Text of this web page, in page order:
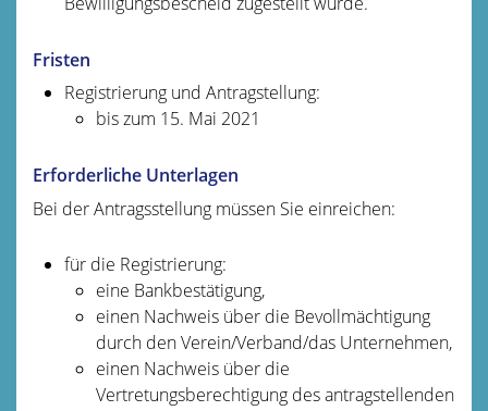
Fristen
Registrierung und Antragstellung:
bis zum 15. Mai 2021
Erforderliche Unterlagen
Bei der Antragsstellung müssen Sie einreichen:
für die Registrierung:
eine Bankbestätigung,
einen Nachweis über die Bevollmächtigung
durch den Verein/Verband/das Unternehmen,
einen Nachweis über die
Vertretungsberechtigung des antragstellenden